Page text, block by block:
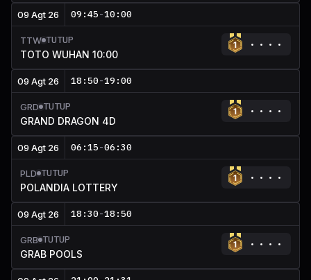
09 Agt 26 09:45-10:00
TTW TUTUP
TOTO WUHAN 10:00
09 Agt 26 18:50-19:00
GRD TUTUP
GRAND DRAGON 4D
09 Agt 26 06:15-06:30
PLD TUTUP
POLANDIA LOTTERY
09 Agt 26 18:30-18:50
GRB TUTUP
GRAB POOLS